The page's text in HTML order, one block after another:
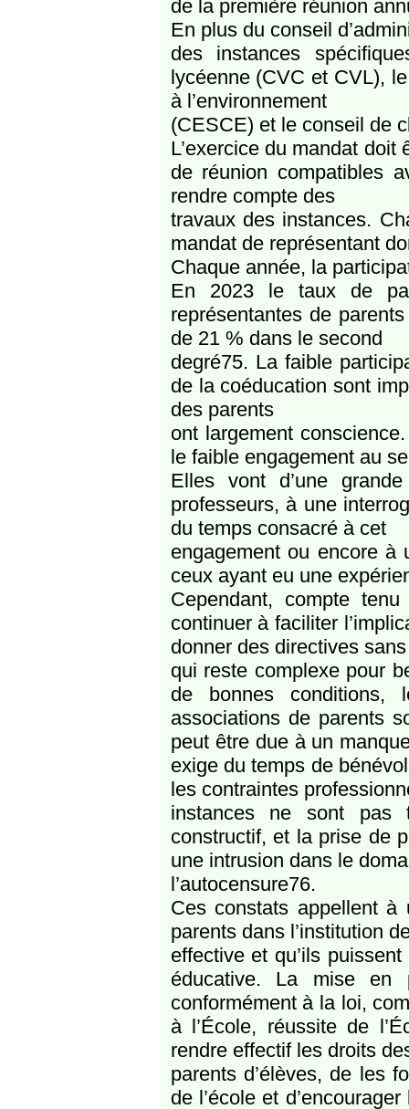
de la première réunion
En plus du conseil
des instances
lycéenne (CVC et CVL),
à l’environnement
(CESCE) et le conseil de
L’exercice du mandat
de réunion compatibles
rendre compte des
travaux des instances.
mandat de représentant
Chaque année, la
En 2023 le taux de
représentantes de
de 21 % dans le second
degré75. La faible
de la coéducation sont
des parents
ont largement
le faible engagement au
Elles vont d’une
professeurs, à une
du temps consacré à cet
engagement ou encore à
ceux ayant eu une
Cependant, compte
continuer à faciliter
donner des directives
qui reste complexe pour
de bonnes
associations de parents
peut être due à un
exige du temps de
les contraintes
instances ne sont pas
constructif, et la prise de
une intrusion dans le
l’autocensure76.
Ces constats appellent
parents dans l’institution
effective et qu’ils
éducative. La mise en
conformément à la loi,
à l’École, réussite de
rendre effectif les droits
parents d’élèves, de les
de l’école et